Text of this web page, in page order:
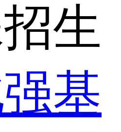
生
基